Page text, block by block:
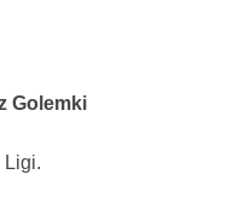
Golemki
Ligi.